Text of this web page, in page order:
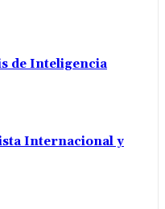
de Inteligencia
Internacional y